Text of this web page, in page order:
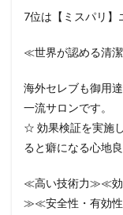
7位は【ミスパリ】
≪世界が認める清
海外セレブも御用
一流サロンです。
☆ 効果検証を実施
ると癖になる心地良
≪高い技術力≫≪効
≫≪安全性・有効性